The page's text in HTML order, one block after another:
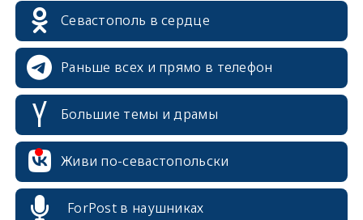
Севастополь в сердце
Раньше всех и прямо в телефон
Большие темы и драмы
Живи по-севастопольски
ForPost в наушниках